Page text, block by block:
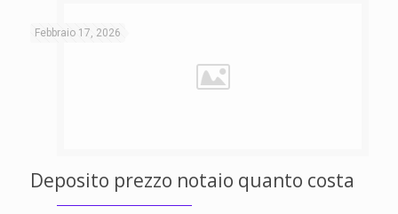
Febbraio 17, 2026
Deposito prezzo notaio quanto costa